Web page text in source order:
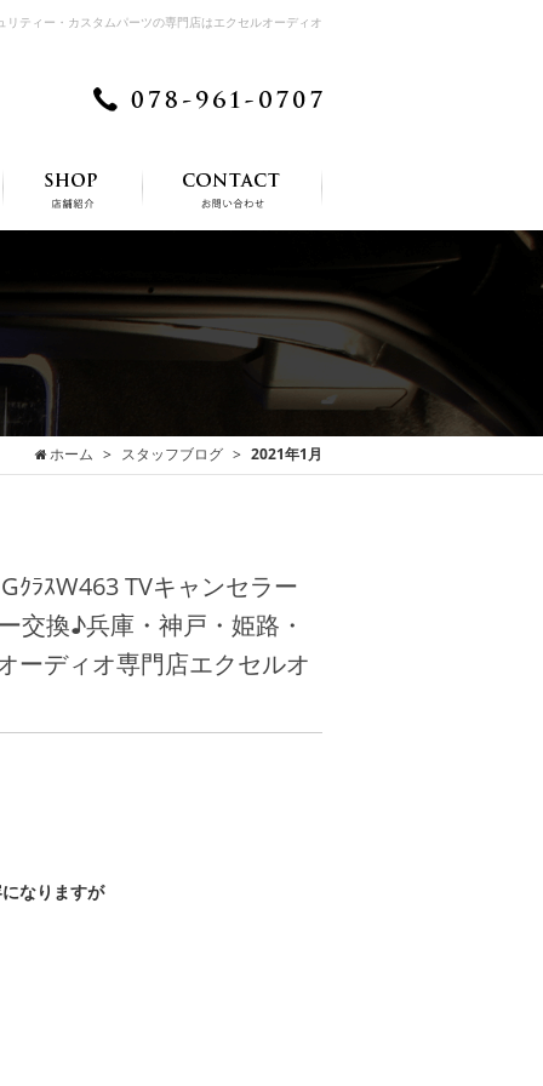
ティー・カスタムパーツの専門店はエクセルオーディオ
ホーム スタッフブログ 2021年1月
ｸﾗｽW463 TVキャンセラー
交換♪兵庫・神戸・姫路・
ーディオ専門店エクセルオ
なりますが